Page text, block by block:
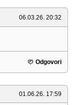
06.03.26. 20:32
Odgovori
01.06.26. 17:59